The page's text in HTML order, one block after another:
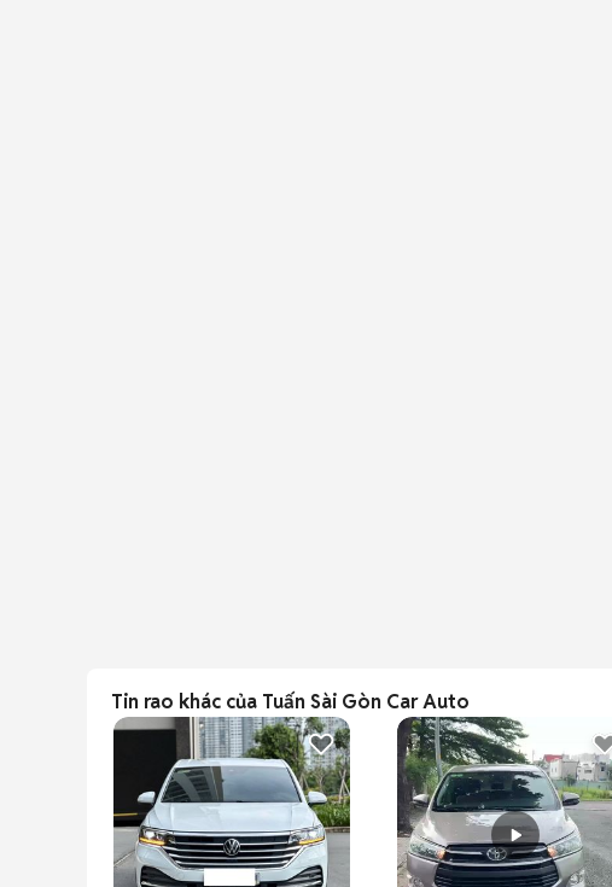
Tin rao khác của Tuấn Sài Gòn Car Auto